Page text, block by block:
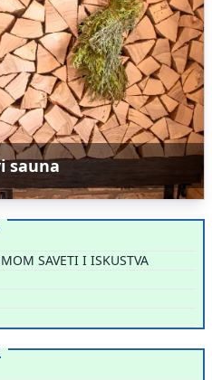
sauna
SAVETI I ISKUSTVA